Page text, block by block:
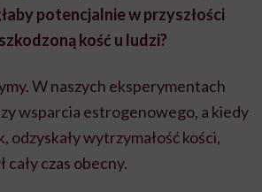
potencjalnie w przyszłości
kość u ludzi?
W naszych eksperymentach
wsparcia estrogenowego, a kiedy
odzyskały wytrzymałość kości,
czas obecny.